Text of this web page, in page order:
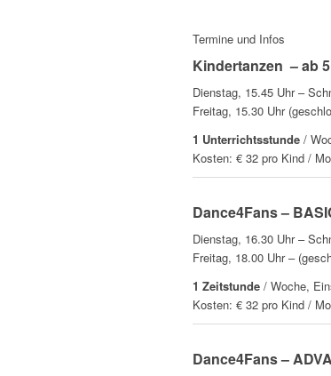
Termine und Infos
Kindertanzen – ab
Dienstag, 15.45 Uhr –
Freitag, 15.30 Uhr
1 Unterrichtsstunde /
Kosten: € 32 pro Kind /
Dance4Fans –
Dienstag, 16.30 Uhr –
Freitag, 18.00 Uhr –
1 Zeitstunde / Woche,
Kosten: € 32 pro Kind /
Dance4Fans –